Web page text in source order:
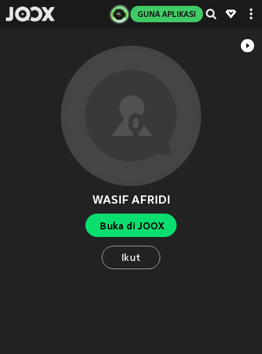
GUNA APLIKASI
WASIF AFRIDI
Buka di JOOX
Ikut